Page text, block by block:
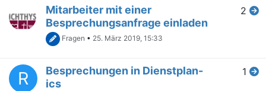
Mitarbeiter mit einer
Besprechungsanfrage einladen
Fragen • 25. März 2019, 15:33
2
R
Besprechungen in Dienstplan-
ics
1